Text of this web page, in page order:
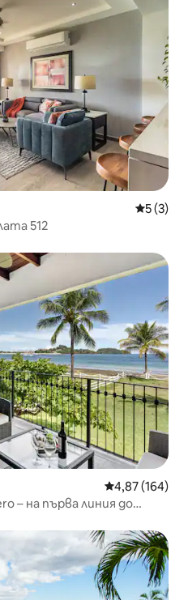
Средна
5 (3)
512
Средна
4,87 (164)
– на първа линия до